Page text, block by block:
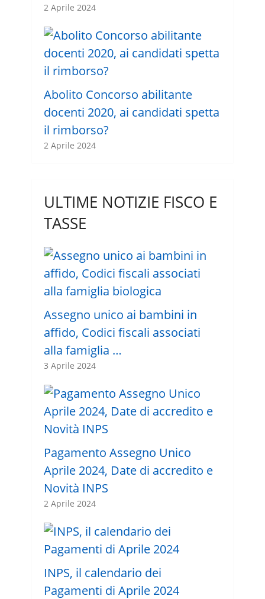
2 Aprile 2024
Abolito Concorso abilitante
docenti 2020, ai candidati spetta
il rimborso?
2 Aprile 2024
ULTIME NOTIZIE FISCO E
TASSE
Assegno unico ai bambini in
affido, Codici fiscali associati
alla famiglia …
3 Aprile 2024
Pagamento Assegno Unico
Aprile 2024, Date di accredito e
Novità INPS
2 Aprile 2024
INPS, il calendario dei
Pagamenti di Aprile 2024